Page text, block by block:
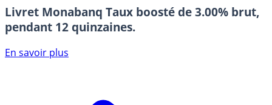
Livret Monabanq Taux boosté de 3.00% brut,
pendant 12 quinzaines.
En savoir plus